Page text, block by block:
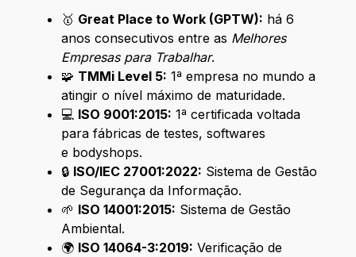
🥇 Great Place to Work (GPTW): há 6
anos consecutivos entre as Melhores
Empresas para Trabalhar.
🧩 TMMi Level 5: 1ª empresa no mundo a
atingir o nível máximo de maturidade.
💻 ISO 9001:2015: 1ª certificada voltada
para fábricas de testes, softwares
e bodyshops.
🔒 ISO/IEC 27001:2022: Sistema de Gestão
de Segurança da Informação.
🌱 ISO 14001:2015: Sistema de Gestão
Ambiental.
🌍 ISO 14064-3:2019: Verificação de